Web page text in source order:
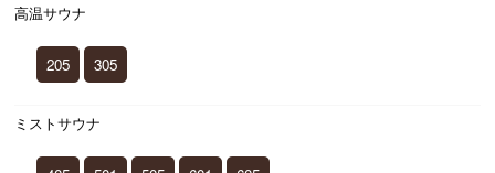
高温サウナ
205 305
ミストサウナ